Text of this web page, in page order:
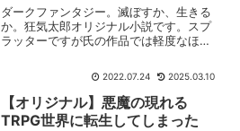
ダークファンタジー。滅ぼすか、生きる
か。狂気太郎オリジナル小説です。スプ
ラッターですが氏の作品では軽度なほう
ただ面白さはピカイチで、久しぶりに読
み返したら一気読みしちゃ...
2022.07.24 2025.03.10
【オリジナル】悪魔の現れる
TRPG世界に転生してしまった